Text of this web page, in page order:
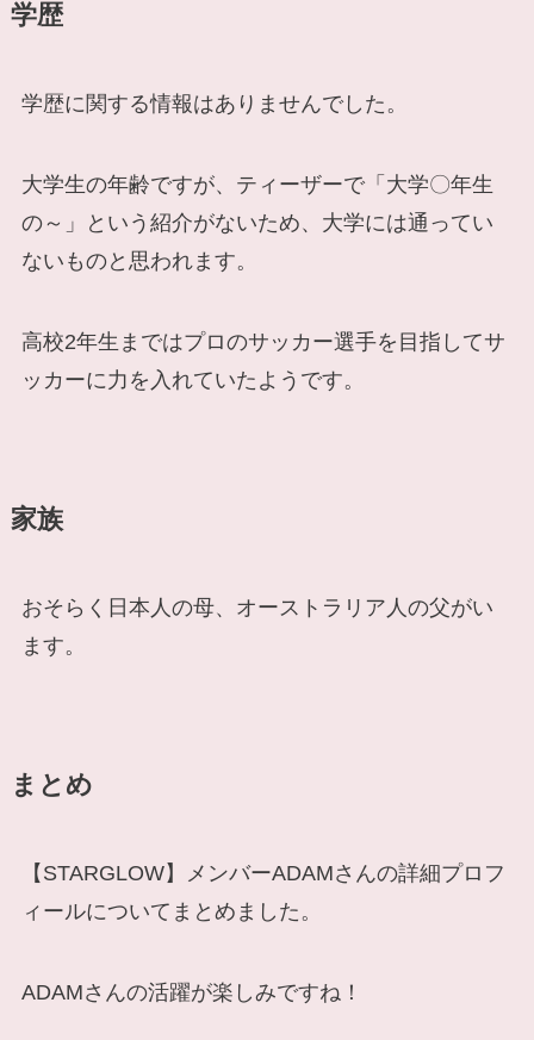
学歴
学歴に関する情報はありませんでした。
大学生の年齢ですが、ティーザーで「大学〇年生
の～」という紹介がないため、大学には通ってい
ないものと思われます。
高校2年生まではプロのサッカー選手を目指してサ
ッカーに力を入れていたようです。
家族
おそらく日本人の母、オーストラリア人の父がい
ます。
まとめ
【STARGLOW】メンバーADAMさんの詳細プロフ
ィールについてまとめました。
ADAMさんの活躍が楽しみですね！